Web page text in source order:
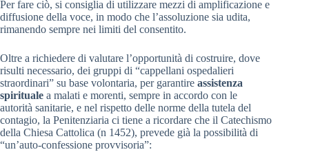
Per fare ciò, si consiglia di utilizzare mezzi di amplificazione e
diffusione della voce, in modo che l’assoluzione sia udita,
rimanendo sempre nei limiti del consentito.
Oltre a richiedere di valutare l’opportunità di costruire, dove
risulti necessario, dei gruppi di “cappellani ospedalieri
straordinari” su base volontaria, per garantire assistenza
spirituale a malati e morenti, sempre in accordo con le
autorità sanitarie, e nel rispetto delle norme della tutela del
contagio, la Penitenziaria ci tiene a ricordare che il Catechismo
della Chiesa Cattolica (n 1452), prevede già la possibilità di
“un’auto-confessione provvisoria”: